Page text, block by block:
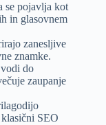
se pojavlja kot
in glasovnem
zanesljive
znamke.
do
zaupanje
SEO